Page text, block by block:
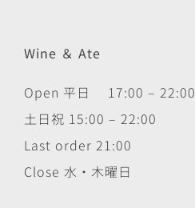
Wine ＆ Ate
Open 平日 17:00 – 22:00
土日祝 15:00 – 22:00
Last order 21:00
Close 水・木曜日